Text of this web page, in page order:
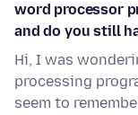
word processor
and do you still
Hi, I was
processing
seem to